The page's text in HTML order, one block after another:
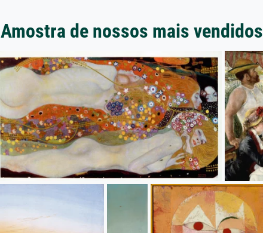
Amostra de nossos mais vendidos